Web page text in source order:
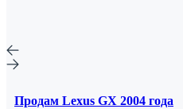
Продам Lexus GX 2004 года